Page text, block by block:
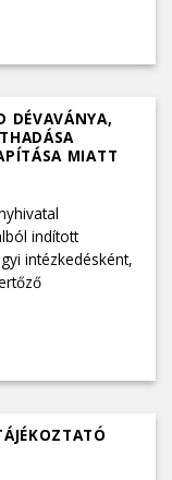
DÉVAVÁNYA,
MIATT
indított
intézkedésként,